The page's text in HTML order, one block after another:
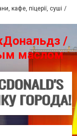
кафе, піцерії, суші
/
маслом